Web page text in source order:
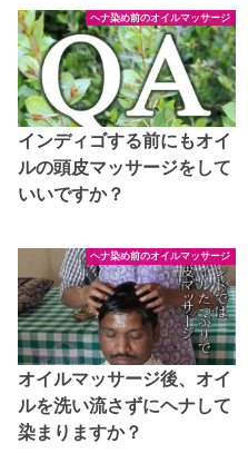
ヘナ染め前のオイルマッサージ
インディゴする前にもオイ
ルの頭皮マッサージをして
いいですか？
ヘナ染め前のオイルマッサージ
オイルマッサージ後、オイ
ルを洗い流さずにヘナして
染まりますか？